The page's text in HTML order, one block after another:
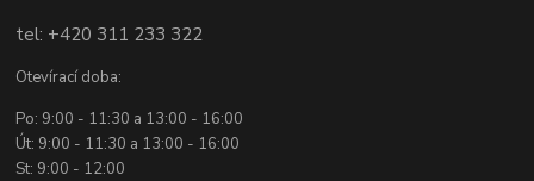
tel: +420 311 233 322
Otevírací doba:
Po: 9:00 - 11:30 a 13:00 - 16:00
Út: 9:00 - 11:30 a 13:00 - 16:00
St: 9:00 - 12:00